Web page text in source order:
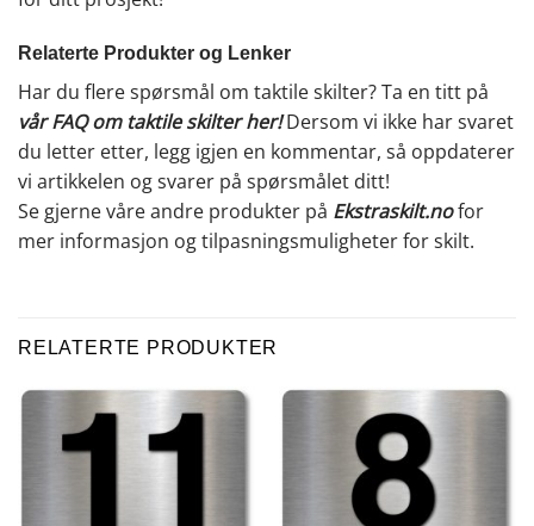
Relaterte Produkter og Lenker
Har du flere spørsmål om taktile skilter? Ta en titt på
vår FAQ om taktile skilter her!Dersom vi ikke har svaret
du letter etter, legg igjen en kommentar, så oppdaterer
vi artikkelen og svarer på spørsmålet ditt!
Se gjerne våre andre produkter på Ekstraskilt.nofor
mer informasjon og tilpasningsmuligheter for skilt.
RELATERTE PRODUKTER